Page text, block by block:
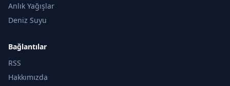
Anlık Yağışlar
Deniz Suyu
Bağlantılar
RSS
Hakkımızda